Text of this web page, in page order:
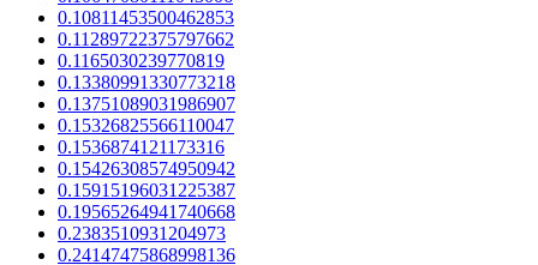
0.10811453500462853
0.11289722375797662
0.1165030239770819
0.13380991330773218
0.13751089031986907
0.15326825566110047
0.1536874121173316
0.15426308574950942
0.15915196031225387
0.19565264941740668
0.2383510931204973
0.24147475868998136